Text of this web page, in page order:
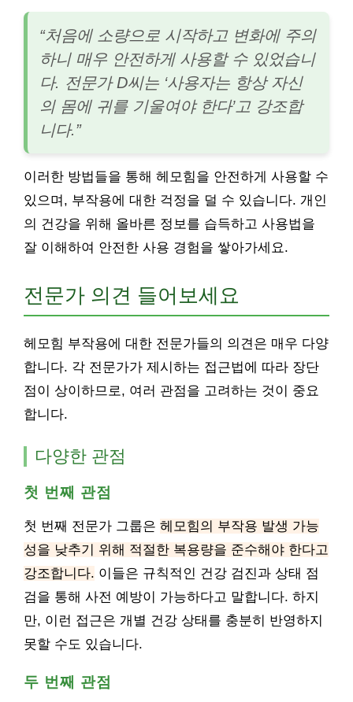
“처음에 소량으로 시작하고 변화에 주의
하니 매우 안전하게 사용할 수 있었습니
다. 전문가 D씨는 ‘사용자는 항상 자신
의 몸에 귀를 기울여야 한다’고 강조합
니다.”
이러한 방법들을 통해 헤모힘을 안전하게 사용할 수
있으며, 부작용에 대한 걱정을 덜 수 있습니다. 개인
의 건강을 위해 올바른 정보를 습득하고 사용법을
잘 이해하여 안전한 사용 경험을 쌓아가세요.
전문가 의견 들어보세요
헤모힘 부작용에 대한 전문가들의 의견은 매우 다양
합니다. 각 전문가가 제시하는 접근법에 따라 장단
점이 상이하므로, 여러 관점을 고려하는 것이 중요
합니다.
다양한 관점
첫 번째 관점
첫 번째 전문가 그룹은 헤모힘의 부작용 발생 가능
성을 낮추기 위해 적절한 복용량을 준수해야 한다고
강조합니다. 이들은 규칙적인 건강 검진과 상태 점
검을 통해 사전 예방이 가능하다고 말합니다. 하지
만, 이런 접근은 개별 건강 상태를 충분히 반영하지
못할 수도 있습니다.
두 번째 관점